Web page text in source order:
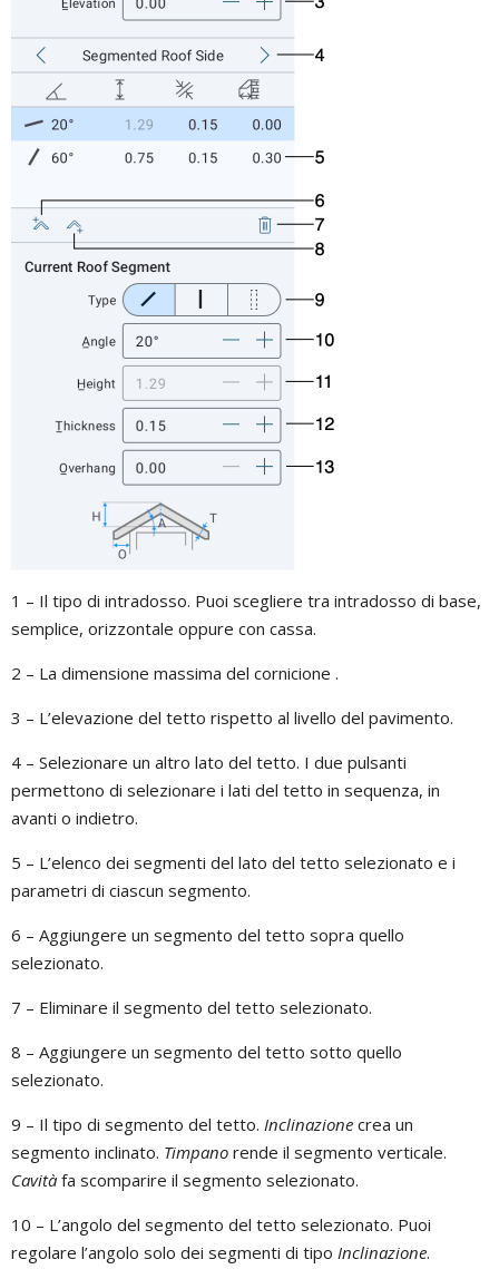
1 – Il tipo di intradosso. Puoi scegliere tra intradosso di base,
semplice, orizzontale oppure con cassa.
2 – La dimensione massima del cornicione .
3 – L’elevazione del tetto rispetto al livello del pavimento.
4 – Selezionare un altro lato del tetto. I due pulsanti
permettono di selezionare i lati del tetto in sequenza, in
avanti o indietro.
5 – L’elenco dei segmenti del lato del tetto selezionato e i
parametri di ciascun segmento.
6 – Aggiungere un segmento del tetto sopra quello
selezionato.
7 – Eliminare il segmento del tetto selezionato.
8 – Aggiungere un segmento del tetto sotto quello
selezionato.
9 – Il tipo di segmento del tetto. Inclinazione crea un
segmento inclinato. Timpano rende il segmento verticale.
Cavità fa scomparire il segmento selezionato.
10 – L’angolo del segmento del tetto selezionato. Puoi
regolare l’angolo solo dei segmenti di tipo Inclinazione.